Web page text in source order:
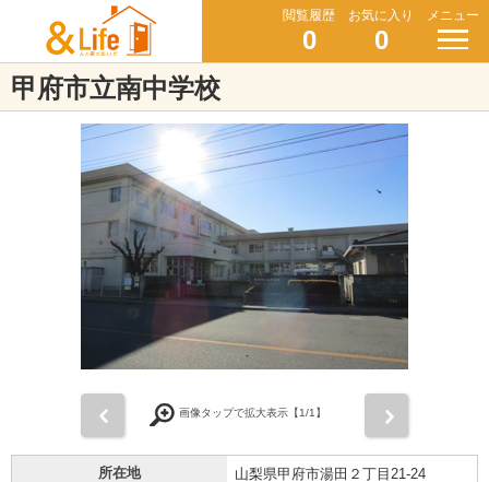
閲覧履歴
0
お気に入り
0
メニュー
甲府市立南中学校
画像タップで拡大表示【1/1】
所在地 山梨県甲府市湯田２丁目21-24